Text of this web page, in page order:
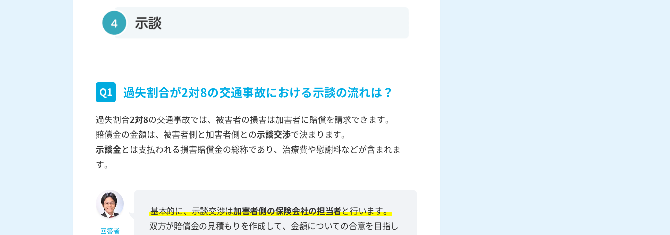
Q1 過失割合が2対8の交通事故における示談の流れは？
過失割合2対8の交通事故では、被害者の損害は加害者に賠償を請求できます。
賠償金の金額は、被害者側と加害者側との示談交渉で決まります。
示談金とは支払われる損害賠償金の総称であり、治療費や慰謝料などが含まれま
す。
回答者
基本的に、示談交渉は加害者側の保険会社の担当者と行います。
双方が賠償金の見積もりを作成して、金額についての合意を目指し